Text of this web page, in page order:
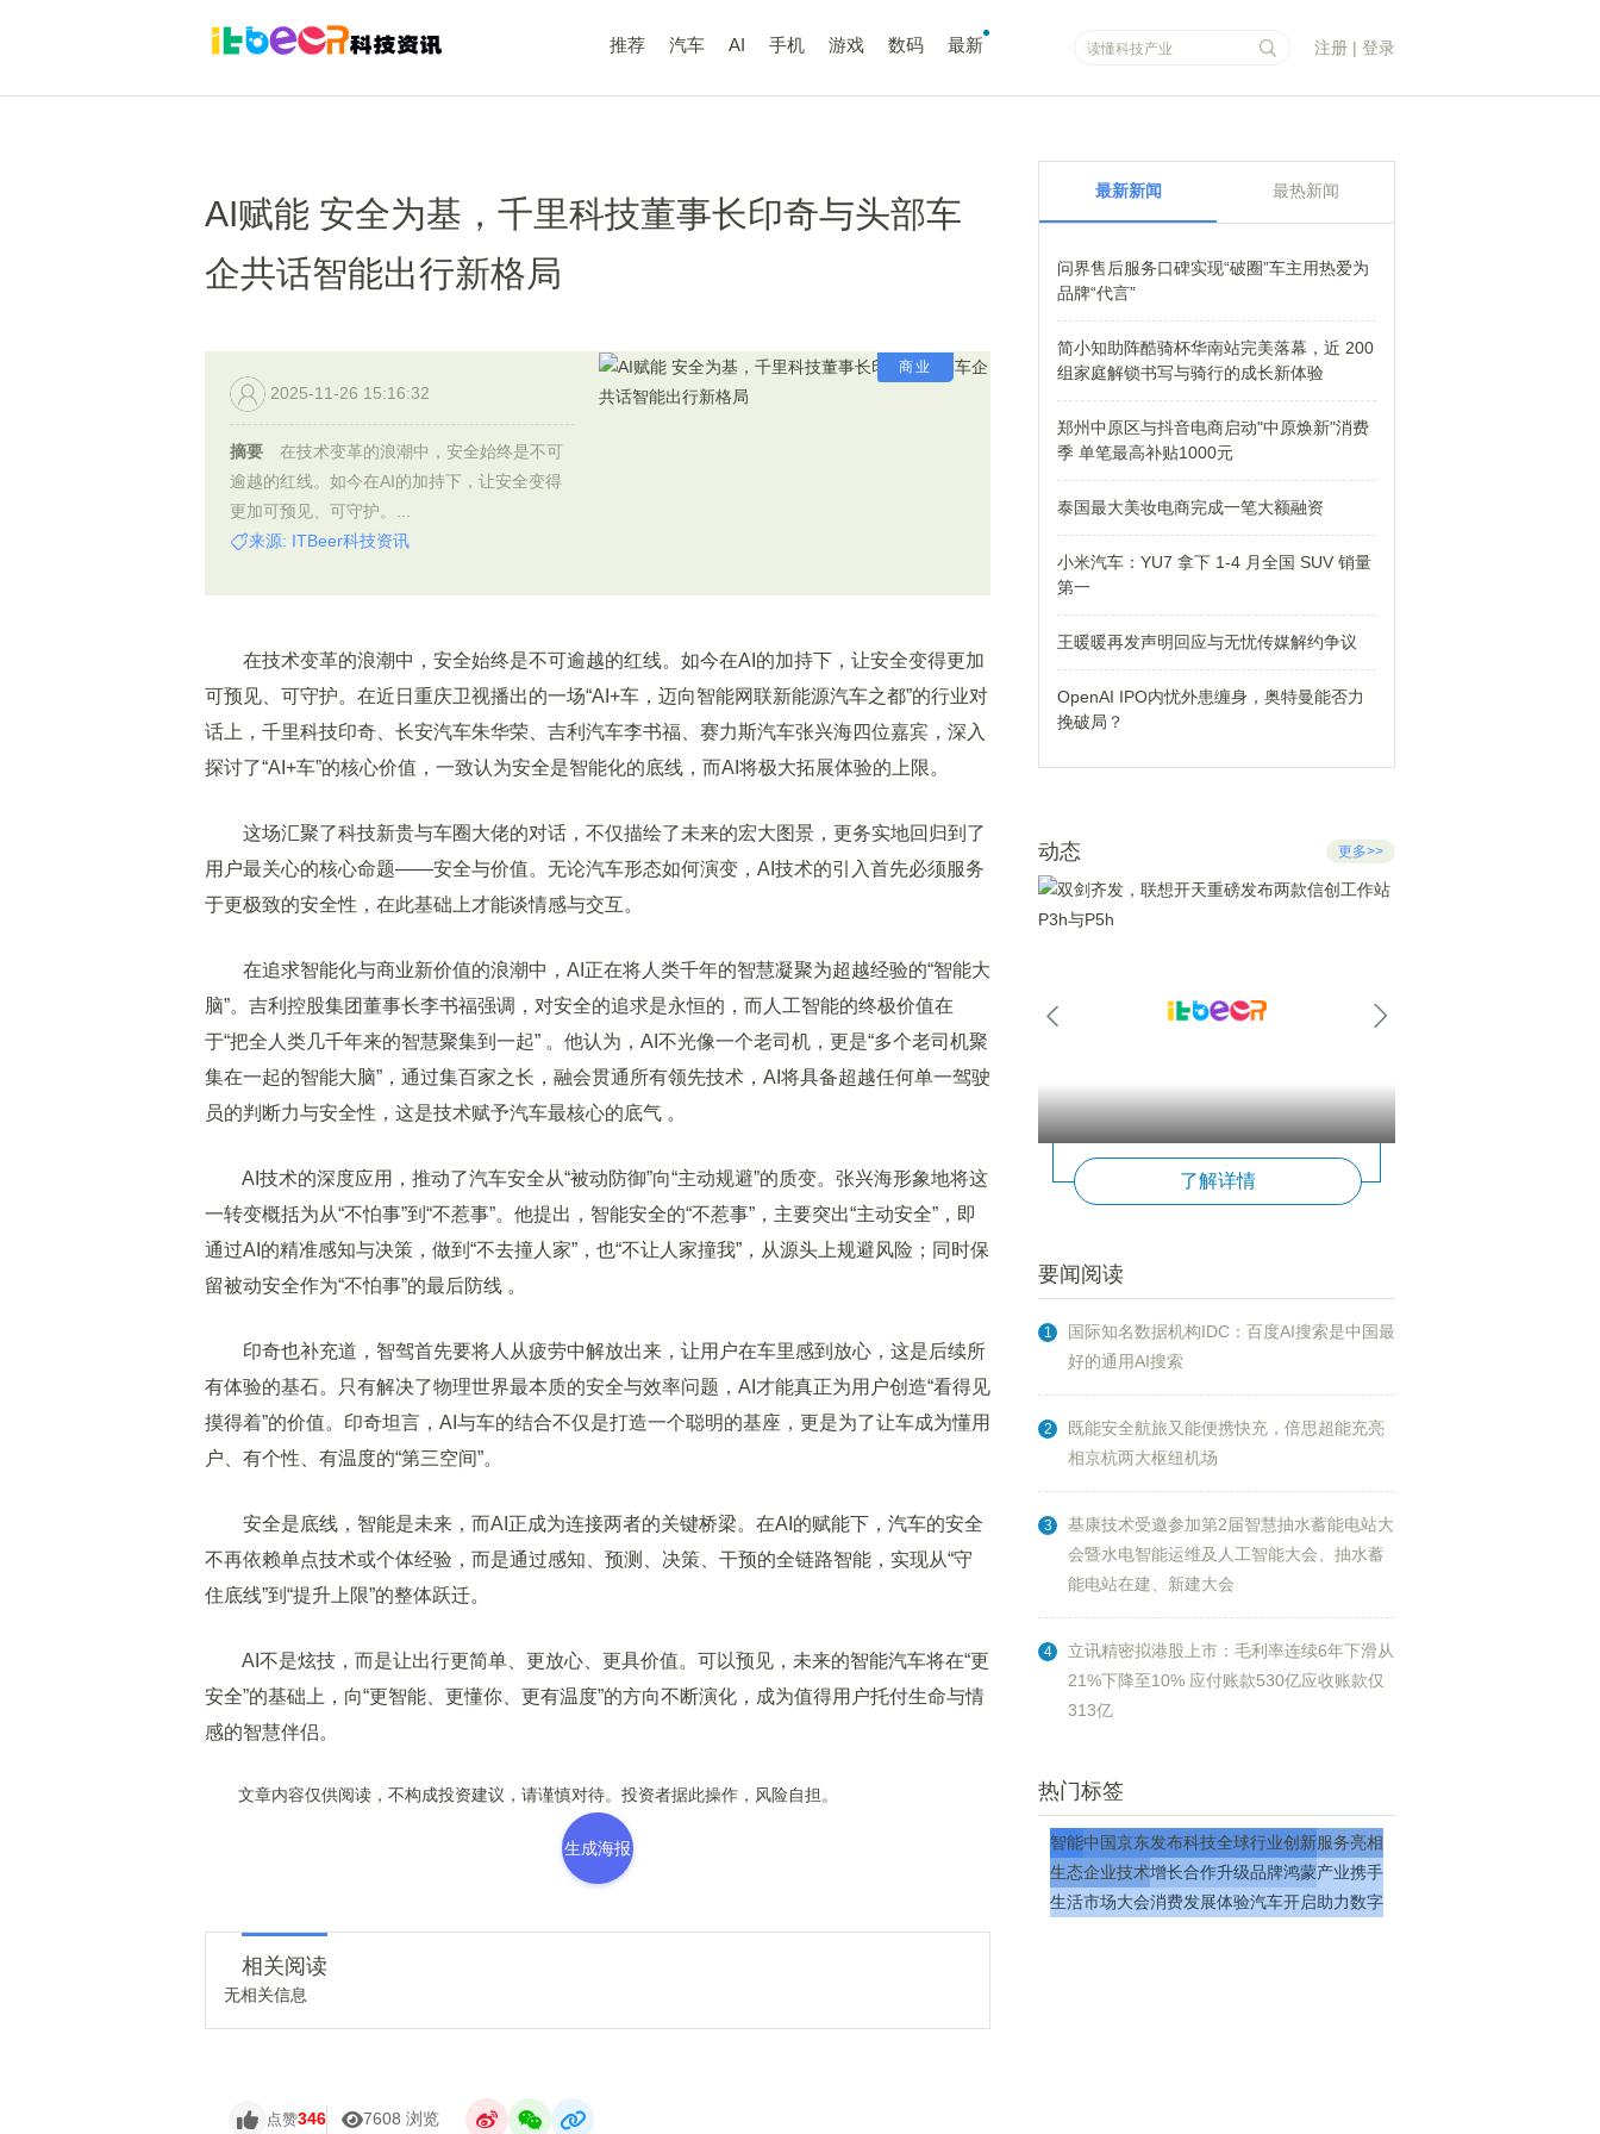
推荐 汽车 AI 手机 游戏 数码 最新 注册 | 登录
AI赋能 安全为基，千里科技董事长印奇与头部车
企共话智能出行新格局
商业
2025-11-26 15:16:32
摘要
在技术变革的浪潮中，安全始终是不可
逾越的红线。如今在AI的加持下，让安全变得
更加可预见、可守护。...
来源: ITBeer科技资讯
在技术变革的浪潮中，安全始终是不可逾越的红线。如今在AI的加持下，让安全变得更加
可预见、可守护。在近日重庆卫视播出的一场“AI+车，迈向智能网联新能源汽车之都”的行业对
话上，千里科技印奇、长安汽车朱华荣、吉利汽车李书福、赛力斯汽车张兴海四位嘉宾，深入
探讨了“AI+车”的核心价值，一致认为安全是智能化的底线，而AI将极大拓展体验的上限。
这场汇聚了科技新贵与车圈大佬的对话，不仅描绘了未来的宏大图景，更务实地回归到了
用户最关心的核心命题——安全与价值。无论汽车形态如何演变，AI技术的引入首先必须服务
于更极致的安全性，在此基础上才能谈情感与交互。
在追求智能化与商业新价值的浪潮中，AI正在将人类千年的智慧凝聚为超越经验的“智能大
脑”。吉利控股集团董事长李书福强调，对安全的追求是永恒的，而人工智能的终极价值在
于“把全人类几千年来的智慧聚集到一起” 。他认为，AI不光像一个老司机，更是“多个老司机聚
集在一起的智能大脑”，通过集百家之长，融会贯通所有领先技术，AI将具备超越任何单一驾驶
员的判断力与安全性，这是技术赋予汽车最核心的底气 。
AI技术的深度应用，推动了汽车安全从“被动防御”向“主动规避”的质变。张兴海形象地将这
一转变概括为从“不怕事”到“不惹事”。他提出，智能安全的“不惹事”，主要突出“主动安全”，即
通过AI的精准感知与决策，做到“不去撞人家”，也“不让人家撞我”，从源头上规避风险；同时保
留被动安全作为“不怕事”的最后防线 。
印奇也补充道，智驾首先要将人从疲劳中解放出来，让用户在车里感到放心，这是后续所
有体验的基石。只有解决了物理世界最本质的安全与效率问题，AI才能真正为用户创造“看得见
摸得着”的价值。印奇坦言，AI与车的结合不仅是打造一个聪明的基座，更是为了让车成为懂用
户、有个性、有温度的“第三空间”。
安全是底线，智能是未来，而AI正成为连接两者的关键桥梁。在AI的赋能下，汽车的安全
不再依赖单点技术或个体经验，而是通过感知、预测、决策、干预的全链路智能，实现从“守
住底线”到“提升上限”的整体跃迁。
AI不是炫技，而是让出行更简单、更放心、更具价值。可以预见，未来的智能汽车将在“更
安全”的基础上，向“更智能、更懂你、更有温度”的方向不断演化，成为值得用户托付生命与情
感的智慧伴侣。
文章内容仅供阅读，不构成投资建议，请谨慎对待。投资者据此操作，风险自担。
生成海报
相关阅读
无相关信息
点赞346 7608 浏览
最新新闻 最热新闻
问界售后服务口碑实现“破圈”车主用热爱为
品牌“代言”
简小知助阵酷骑杯华南站完美落幕，近 200
组家庭解锁书写与骑行的成长新体验
郑州中原区与抖音电商启动"中原焕新"消费
季 单笔最高补贴1000元
泰国最大美妆电商完成一笔大额融资
小米汽车：YU7 拿下 1-4 月全国 SUV 销量
第一
王暖暖再发声明回应与无忧传媒解约争议
OpenAI IPO内忧外患缠身，奥特曼能否力
挽破局？
动态 更多>>
了解详情
要闻阅读
1
国际知名数据机构IDC：百度AI搜索是中国最
好的通用AI搜索
2
既能安全航旅又能便携快充，倍思超能充亮
相京杭两大枢纽机场
3
基康技术受邀参加第2届智慧抽水蓄能电站大
会暨水电智能运维及人工智能大会、抽水蓄
能电站在建、新建大会
4
立讯精密拟港股上市：毛利率连续6年下滑从
21%下降至10% 应付账款530亿应收账款仅
313亿
热门标签
智能中国京东发布科技全球行业创新服务亮相
生态企业技术增长合作升级品牌鸿蒙产业携手
生活市场大会消费发展体验汽车开启助力数字